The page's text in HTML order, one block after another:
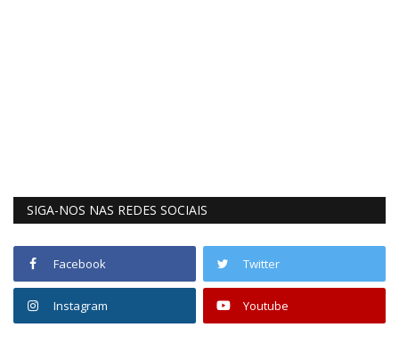
SIGA-NOS NAS REDES SOCIAIS
Facebook Twitter
Instagram Youtube